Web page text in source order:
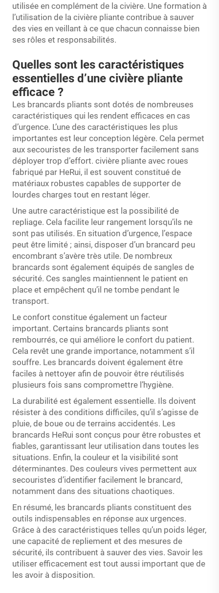
utilisée en complément de la civière. Une formation à
l’utilisation de la civière pliante contribue à sauver
des vies en veillant à ce que chacun connaisse bien
ses rôles et responsabilités.
Quelles sont les caractéristiques
essentielles d’une civière pliante
efficace ?
Les brancards pliants sont dotés de nombreuses
caractéristiques qui les rendent efficaces en cas
d’urgence. L’une des caractéristiques les plus
importantes est leur conception légère. Cela permet
aux secouristes de les transporter facilement sans
déployer trop d’effort. civière pliante avec roues
fabriqué par HeRui, il est souvent constitué de
matériaux robustes capables de supporter de
lourdes charges tout en restant léger.
Une autre caractéristique est la possibilité de
repliage. Cela facilite leur rangement lorsqu’ils ne
sont pas utilisés. En situation d’urgence, l’espace
peut être limité ; ainsi, disposer d’un brancard peu
encombrant s’avère très utile. De nombreux
brancards sont également équipés de sangles de
sécurité. Ces sangles maintiennent le patient en
place et empêchent qu’il ne tombe pendant le
transport.
Le confort constitue également un facteur
important. Certains brancards pliants sont
rembourrés, ce qui améliore le confort du patient.
Cela revêt une grande importance, notamment s’il
souffre. Les brancards doivent également être
faciles à nettoyer afin de pouvoir être réutilisés
plusieurs fois sans compromettre l’hygiène.
La durabilité est également essentielle. Ils doivent
résister à des conditions difficiles, qu’il s’agisse de
pluie, de boue ou de terrains accidentés. Les
brancards HeRui sont conçus pour être robustes et
fiables, garantissant leur utilisation dans toutes les
situations. Enfin, la couleur et la visibilité sont
déterminantes. Des couleurs vives permettent aux
secouristes d’identifier facilement le brancard,
notamment dans des situations chaotiques.
En résumé, les brancards pliants constituent des
outils indispensables en réponse aux urgences.
Grâce à des caractéristiques telles qu’un poids léger,
une capacité de repliement et des mesures de
sécurité, ils contribuent à sauver des vies. Savoir les
utiliser efficacement est tout aussi important que de
les avoir à disposition.